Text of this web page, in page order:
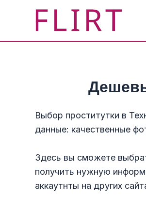
Выбор проститутки в
данные: качественные
Здесь вы сможете
получить нужную
аккаутнты на других